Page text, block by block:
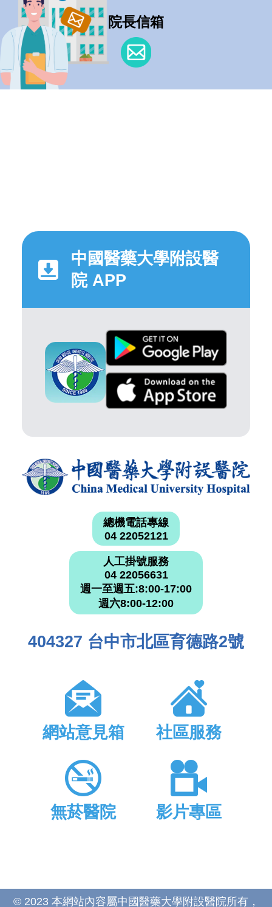
院長信箱
中國醫藥大學附設醫
院 APP
總機電話專線
04 22052121
人工掛號服務
04 22056631
週一至週五:8:00-17:00
週六8:00-12:00
404327 台中市北區育德路2號
網站意見箱 社區服務
無菸醫院 影片專區
© 2023 本網站內容屬中國醫藥大學附設醫院所有，